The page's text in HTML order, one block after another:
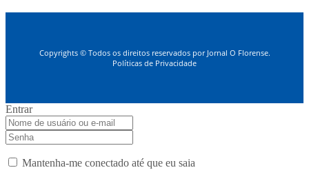
Copyrights © Todos os direitos reservados por Jornal O Florense.
Políticas de Privacidade
Entrar
Mantenha-me conectado até que eu saia